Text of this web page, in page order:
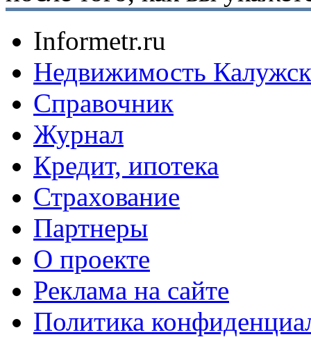
Informetr.ru
Недвижимость
Справочник
Журнал
Кредит, ипотека
Страхование
Партнеры
O проекте
Реклама на сайте
Политика